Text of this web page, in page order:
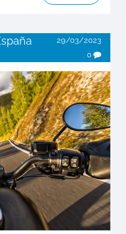
29/03/2023
0